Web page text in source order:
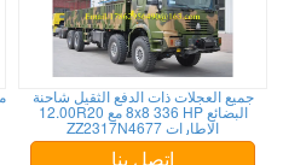
جميع العجلات ذات الدفع الثقيل شاحنة
البضائع 8x8 336 HP مع 12.00R20
الإطارات ZZ2317N4677
اتصل بنا